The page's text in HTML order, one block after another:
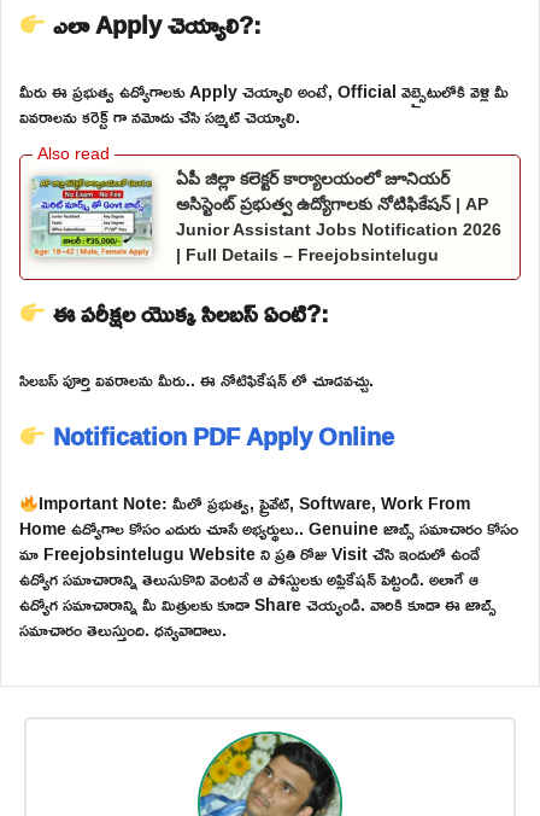
ఎలా Apply చెయ్యాలి?:
మీరు ఈ ప్రభుత్వ ఉద్యోగాలకు Apply చెయ్యాలి అంటే, Official వెబ్సైటులోకి వెళ్లి మీ
వివరాలను కరెక్ట్ గా నమోదు చేసి సబ్మిట్ చెయ్యాలి.
ఏపీ జిల్లా కలెక్టర్ కార్యాలయంలో జూనియర్
అసిస్టెంట్ ప్రభుత్వ ఉద్యోగాలకు నోటిఫికేషన్ | AP
Junior Assistant Jobs Notification 2026
| Full Details – Freejobsintelugu
ఈ పరీక్షల యొక్క సిలబస్ ఏంటి?:
సిలబస్ పూర్తి వివరాలను మీరు.. ఈ నోటిఫికేషన్ లో చూడవచ్చు.
Notification PDFApply Online
Important Note: మీలో ప్రభుత్వ, ప్రైవేట్, Software, Work From
Home ఉద్యోగాల కోసం ఎదురు చూసే అభ్యర్థులు.. Genuine జాబ్స్ సమాచారం కోసం
మా Freejobsintelugu Website ని ప్రతి రోజు Visit చేసి ఇందులో ఉండే
ఉద్యోగ సమాచారాన్ని తెలుసుకొని వెంటనే ఆ పోస్టులకు అప్లికేషన్ పెట్టండి. అలాగే ఆ
ఉద్యోగ సమాచారాన్ని మీ మిత్రులకు కూడా Share చెయ్యండి. వారికి కూడా ఈ జాబ్స్
సమాచారం తెలుస్తుంది. ధన్యవాదాలు.